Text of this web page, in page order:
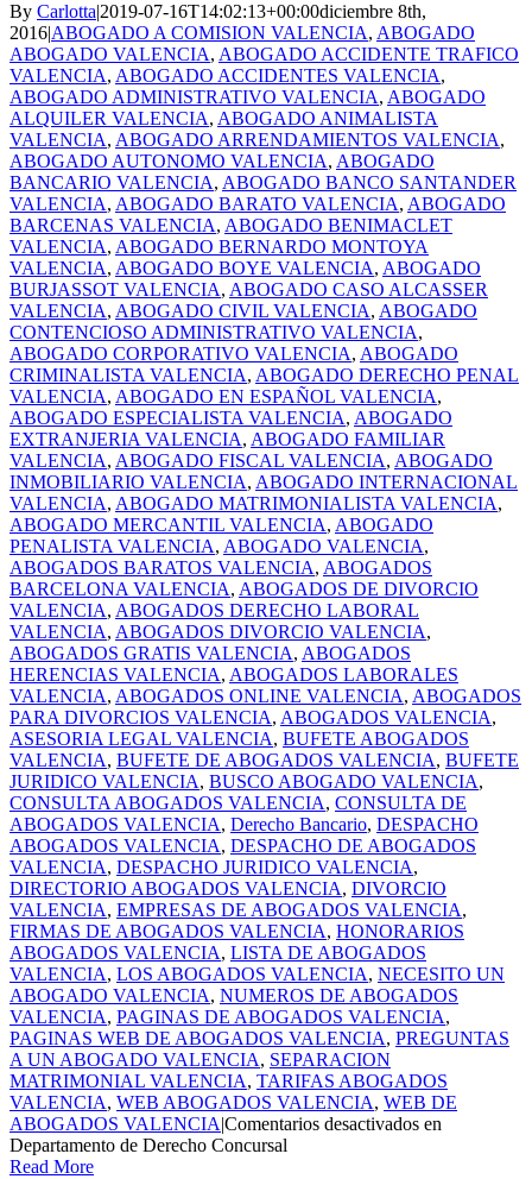
By Carlotta|2019-07-16T14:02:13+00:00diciembre 8th,
2016|ABOGADO A COMISION VALENCIA, ABOGADO
ABOGADO VALENCIA, ABOGADO ACCIDENTE TRAFICO
VALENCIA, ABOGADO ACCIDENTES VALENCIA,
ABOGADO ADMINISTRATIVO VALENCIA, ABOGADO
ALQUILER VALENCIA, ABOGADO ANIMALISTA
VALENCIA, ABOGADO ARRENDAMIENTOS VALENCIA,
ABOGADO AUTONOMO VALENCIA, ABOGADO
BANCARIO VALENCIA, ABOGADO BANCO SANTANDER
VALENCIA, ABOGADO BARATO VALENCIA, ABOGADO
BARCENAS VALENCIA, ABOGADO BENIMACLET
VALENCIA, ABOGADO BERNARDO MONTOYA
VALENCIA, ABOGADO BOYE VALENCIA, ABOGADO
BURJASSOT VALENCIA, ABOGADO CASO ALCASSER
VALENCIA, ABOGADO CIVIL VALENCIA, ABOGADO
CONTENCIOSO ADMINISTRATIVO VALENCIA,
ABOGADO CORPORATIVO VALENCIA, ABOGADO
CRIMINALISTA VALENCIA, ABOGADO DERECHO PENAL
VALENCIA, ABOGADO EN ESPAÑOL VALENCIA,
ABOGADO ESPECIALISTA VALENCIA, ABOGADO
EXTRANJERIA VALENCIA, ABOGADO FAMILIAR
VALENCIA, ABOGADO FISCAL VALENCIA, ABOGADO
INMOBILIARIO VALENCIA, ABOGADO INTERNACIONAL
VALENCIA, ABOGADO MATRIMONIALISTA VALENCIA,
ABOGADO MERCANTIL VALENCIA, ABOGADO
PENALISTA VALENCIA, ABOGADO VALENCIA,
ABOGADOS BARATOS VALENCIA, ABOGADOS
BARCELONA VALENCIA, ABOGADOS DE DIVORCIO
VALENCIA, ABOGADOS DERECHO LABORAL
VALENCIA, ABOGADOS DIVORCIO VALENCIA,
ABOGADOS GRATIS VALENCIA, ABOGADOS
HERENCIAS VALENCIA, ABOGADOS LABORALES
VALENCIA, ABOGADOS ONLINE VALENCIA, ABOGADOS
PARA DIVORCIOS VALENCIA, ABOGADOS VALENCIA,
ASESORIA LEGAL VALENCIA, BUFETE ABOGADOS
VALENCIA, BUFETE DE ABOGADOS VALENCIA, BUFETE
JURIDICO VALENCIA, BUSCO ABOGADO VALENCIA,
CONSULTA ABOGADOS VALENCIA, CONSULTA DE
ABOGADOS VALENCIA, Derecho Bancario, DESPACHO
ABOGADOS VALENCIA, DESPACHO DE ABOGADOS
VALENCIA, DESPACHO JURIDICO VALENCIA,
DIRECTORIO ABOGADOS VALENCIA, DIVORCIO
VALENCIA, EMPRESAS DE ABOGADOS VALENCIA,
FIRMAS DE ABOGADOS VALENCIA, HONORARIOS
ABOGADOS VALENCIA, LISTA DE ABOGADOS
VALENCIA, LOS ABOGADOS VALENCIA, NECESITO UN
ABOGADO VALENCIA, NUMEROS DE ABOGADOS
VALENCIA, PAGINAS DE ABOGADOS VALENCIA,
PAGINAS WEB DE ABOGADOS VALENCIA, PREGUNTAS
A UN ABOGADO VALENCIA, SEPARACION
MATRIMONIAL VALENCIA, TARIFAS ABOGADOS
VALENCIA, WEB ABOGADOS VALENCIA, WEB DE
ABOGADOS VALENCIA|Comentarios desactivados en
Departamento de Derecho Concursal
Read More